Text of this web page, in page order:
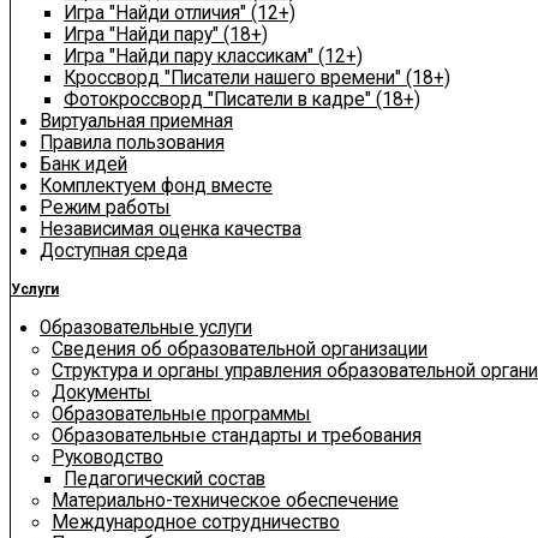
Игра "Найди отличия" (12+)
Игра "Найди пару" (18+)
Игра "Найди пару классикам" (12+)
Кроссворд "Писатели нашего времени" (18+)
Фотокроссворд "Писатели в кадре" (18+)
Виртуальная приемная
Правила пользования
Банк идей
Комплектуем фонд вместе
Режим работы
Независимая оценка качества
Доступная среда
Услуги
Образовательные услуги
Сведения об образовательной организации
Структура и органы управления образовательной
Документы
Образовательные программы
Образовательные стандарты и требования
Руководство
Педагогический состав
Материально-техническое обеспечение
Международное сотрудничество